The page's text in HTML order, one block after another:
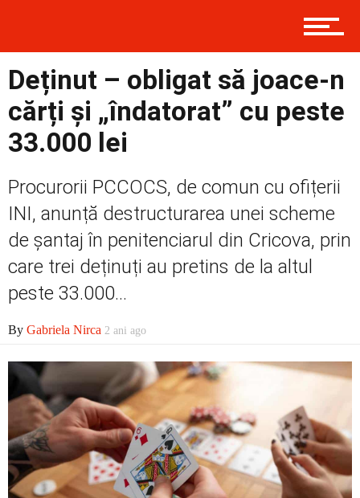
Politică
Externe
Economic
Contact
Deținut – obligat să joace-n
cărți și „îndatorat” cu peste
33.000 lei
Procurorii PCCOCS, de comun cu ofițerii
INI, anunță destructurarea unei scheme
de șantaj în penitenciarul din Cricova, prin
care trei deținuți au pretins de la altul
peste 33.000...
By Gabriela Nirca 2 ani ago